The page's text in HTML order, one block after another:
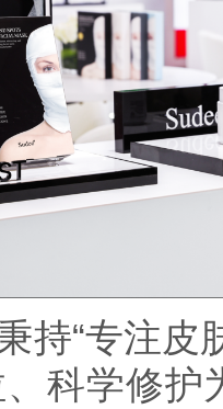
持“专注皮
科学修护